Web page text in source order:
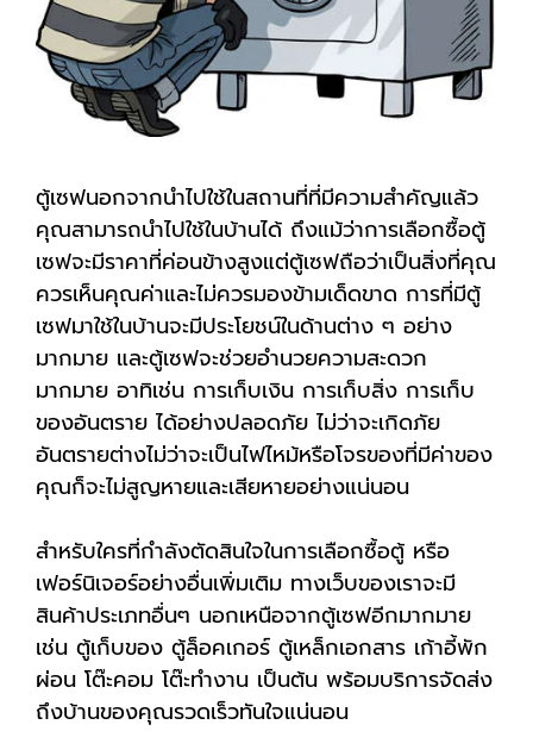
ตู้เซฟนอกจากนำไปใช้ในสถานที่ที่มีความสำคัญแล้ว
คุณสามารถนำไปใช้ในบ้านได้ ถึงแม้ว่าการเลือกซื้อตู้
เซฟจะมีราคาที่ค่อนข้างสูงแต่ตู้เซฟถือว่าเป็นสิ่งที่คุณ
ควรเห็นคุณค่าและไม่ควรมองข้ามเด็ดขาด การที่มีตู้
เซฟมาใช้ในบ้านจะมีประโยชน์ในด้านต่าง ๆ อย่าง
มากมาย และตู้เซฟจะช่วยอำนวยความสะดวก
มากมาย อาทิเช่น การเก็บเงิน การเก็บสิ่ง การเก็บ
ของอันตราย ได้อย่างปลอดภัย ไม่ว่าจะเกิดภัย
อันตรายต่างไม่ว่าจะเป็นไฟไหม้หรือโจรของที่มีค่าของ
คุณก็จะไม่สูญหายและเสียหายอย่างแน่นอน
สำหรับใครที่กำลังตัดสินใจในการเลือกซื้อตู้ หรือ
เฟอร์นิเจอร์อย่างอื่นเพิ่มเติม ทางเว็บของเราจะมี
สินค้าประเภทอื่นๆ นอกเหนือจากตู้เซฟอีกมากมาย
เช่น ตู้เก็บของ ตู้ล็อคเกอร์ ตู้เหล็กเอกสาร เก้าอี้พัก
ผ่อน โต๊ะคอม โต๊ะทำงาน เป็นต้น พร้อมบริการจัดส่ง
ถึงบ้านของคุณรวดเร็วทันใจแน่นอน